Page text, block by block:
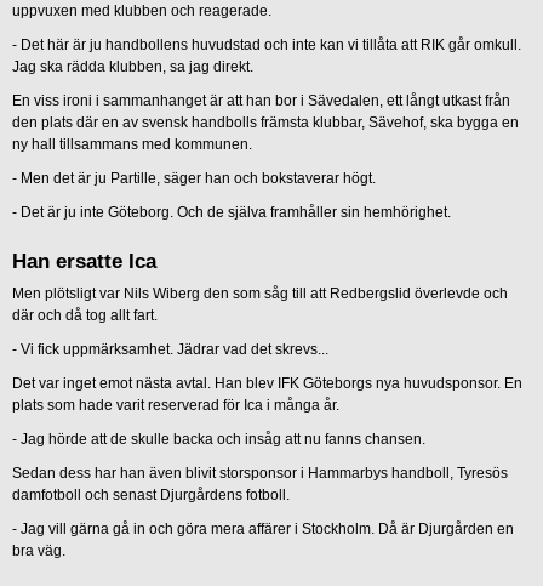
uppvuxen med klubben och reagerade.
- Det här är ju handbollens huvudstad och inte kan vi tillåta att RIK går omkull.
Jag ska rädda klubben, sa jag direkt.
En viss ironi i sammanhanget är att han bor i Sävedalen, ett långt utkast från
den plats där en av svensk handbolls främsta klubbar, Sävehof, ska bygga en
ny hall tillsammans med kommunen.
- Men det är ju Partille, säger han och bokstaverar högt.
- Det är ju inte Göteborg. Och de själva framhåller sin hemhörighet.
Han ersatte Ica
Men plötsligt var Nils Wiberg den som såg till att Redbergslid överlevde och
där och då tog allt fart.
- Vi fick uppmärksamhet. Jädrar vad det skrevs...
Det var inget emot nästa avtal. Han blev IFK Göteborgs nya huvudsponsor. En
plats som hade varit reserverad för Ica i många år.
- Jag hörde att de skulle backa och insåg att nu fanns chansen.
Sedan dess har han även blivit storsponsor i Hammarbys handboll, Tyresös
damfotboll och senast Djurgårdens fotboll.
- Jag vill gärna gå in och göra mera affärer i Stockholm. Då är Djurgården en
bra väg.